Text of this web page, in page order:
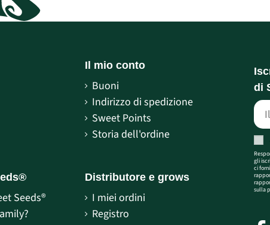
Il mio conto
Buoni
Indirizzo di spedizione
Sweet Points
Storia dell'ordine
Seeds®
Distributore e grows
I miei ordini
Registro
di
gli
ci
sulla